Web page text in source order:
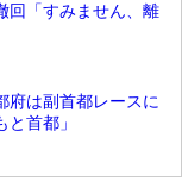
回「すみません、離
は副首都レースに
首都」